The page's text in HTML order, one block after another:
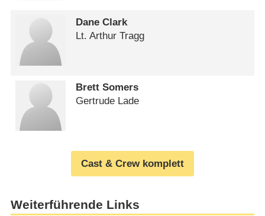
Dane Clark
Lt. Arthur Tragg
Brett Somers
Gertrude Lade
Cast & Crew komplett
Weiterführende Links